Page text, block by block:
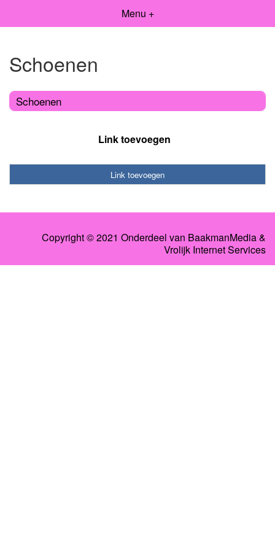
Menu +
Schoenen
Schoenen
Link toevoegen
Link toevoegen
Copyright © 2021 Onderdeel van BaakmanMedia&
Vrolijk Internet Services